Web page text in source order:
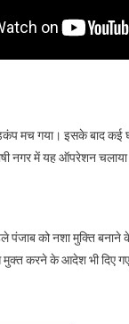
मच गया। इसके बाद कई
नगर में यह ऑपरेशन
पंजाब को नशा मुक्ति
मुक्त करने के आदेश भी दिए